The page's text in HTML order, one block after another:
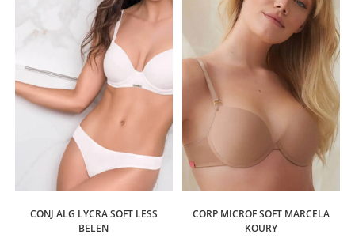
CONJ ALG LYCRA SOFT LESS
BELEN
CORP MICROF SOFT MARCELA
KOURY